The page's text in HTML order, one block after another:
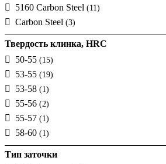
5160 Carbon Steel (11)
Carbon Steel (3)
Твердость клинка, HRC
50-55 (15)
53-55 (19)
53-58 (1)
55-56 (2)
55-57 (1)
58-60 (1)
Тип заточки